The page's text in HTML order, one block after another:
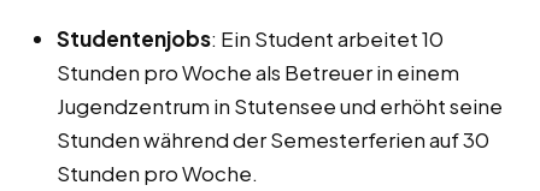
Studentenjobs: Ein Student arbeitet 10
Stunden pro Woche als Betreuer in einem
Jugendzentrum in Stutensee und erhöht seine
Stunden während der Semesterferien auf 30
Stunden pro Woche.